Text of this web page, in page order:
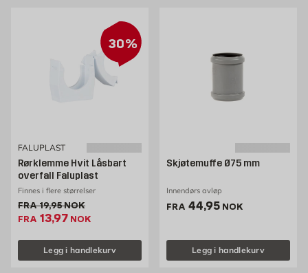
30%
FALUPLAST
Rørklemme Hvit Låsbart
overfall Faluplast
Finnes i flere størrelser
FRAGammel pris 19.95 NOK /stk
19,95NOK
FRA Ekstrapris 13.97 NOK /stk
13,97 NOK
Legg i handlekurv
Skjøtemuffe Ø75 mm
Innendørs avløp
FRA Pris 44.95 NOK /stk
44,95 NOK
Legg i handlekurv